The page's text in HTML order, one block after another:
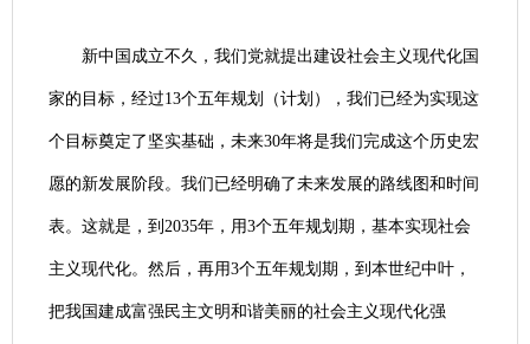
新中国成立不久，我们党就提出建设社会主义现代化国
家的目标，经过13个五年规划（计划），我们已经为实现这
个目标奠定了坚实基础，未来30年将是我们完成这个历史宏
愿的新发展阶段。我们已经明确了未来发展的路线图和时间
表。这就是，到2035年，用3个五年规划期，基本实现社会
主义现代化。然后，再用3个五年规划期，到本世纪中叶，
把我国建成富强民主文明和谐美丽的社会主义现代化强